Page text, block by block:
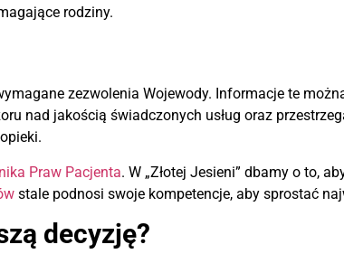
rodziny.
zezwolenia Wojewody. Informacje te
nad jakością świadczonych usług oraz
Praw Pacjenta. W „Złotej Jesieni” dbamy o to,
stale podnosi swoje kompetencje, aby sprostać
decyzję?